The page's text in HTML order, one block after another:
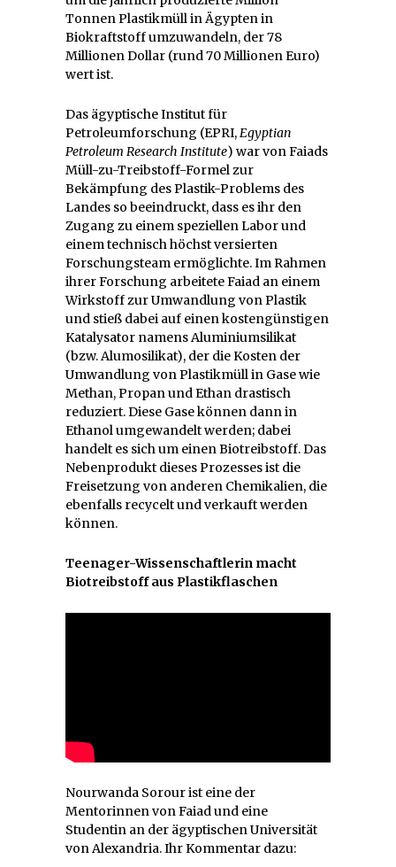
Tonnen Plastikmüll in Ägypten in
Biokraftstoff umzuwandeln, der 78
Millionen Dollar (rund 70 Millionen Euro)
wert ist.
Das ägyptische Institut für
Petroleumforschung (EPRI,Egyptian
Petroleum Research Institute) war von Faiads
Müll-zu-Treibstoff-Formel zur
Bekämpfung des Plastik-Problems des
Landes so beeindruckt, dass es ihr den
Zugang zu einem speziellen Labor und
einem technisch höchst versierten
Forschungsteam ermöglichte. Im Rahmen
ihrer Forschung arbeitete Faiad an einem
Wirkstoff zur Umwandlung von Plastik
und stieß dabei auf einen kostengünstigen
Katalysator namens Aluminiumsilikat
(bzw. Alumosilikat), der die Kosten der
Umwandlung von Plastikmüll in Gase wie
Methan, Propan und Ethan drastisch
reduziert. Diese Gase können dann in
Ethanol umgewandelt werden; dabei
handelt es sich um einen Biotreibstoff. Das
Nebenprodukt dieses Prozesses ist die
Freisetzung von anderen Chemikalien, die
ebenfalls recycelt und verkauft werden
können.
Teenager-Wissenschaftlerin macht
Biotreibstoff aus Plastikflaschen
Nourwanda Sorour ist eine der
Mentorinnen von Faiad und eine
Studentin an der ägyptischen Universität
von Alexandria. Ihr Kommentar dazu: